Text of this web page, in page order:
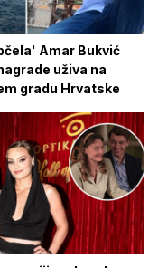
Amar Bukvić
uživa na
gradu Hrvatske